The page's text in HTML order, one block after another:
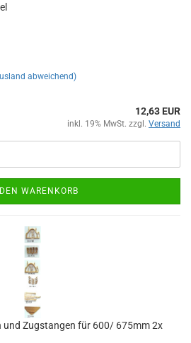
abweichend)
12,63 EUR
inkl. 19% MwSt. zzgl. Versand
DEN WARENKORB
und Zugstangen für 600/ 675mm 2x